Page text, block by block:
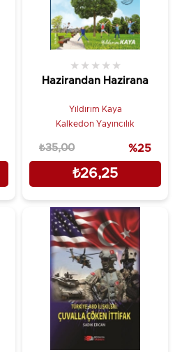
Hazirandan Hazirana
★ ★ ★ ★ ★
Yıldırım Kaya
Kalkedon Yayıncılık
₺26,25
₺35,00 %25